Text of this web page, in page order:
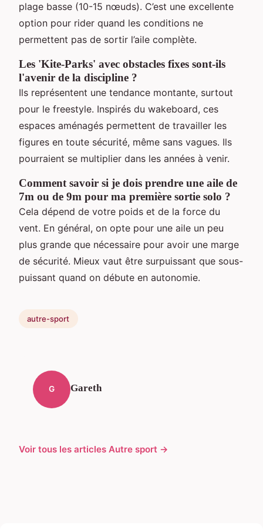
plage basse (10-15 nœuds). C’est une excellente
option pour rider quand les conditions ne
permettent pas de sortir l’aile complète.
Les 'Kite-Parks' avec obstacles fixes sont-ils
l'avenir de la discipline ?
Ils représentent une tendance montante, surtout
pour le freestyle. Inspirés du wakeboard, ces
espaces aménagés permettent de travailler les
figures en toute sécurité, même sans vagues. Ils
pourraient se multiplier dans les années à venir.
Comment savoir si je dois prendre une aile de
7m ou de 9m pour ma première sortie solo ?
Cela dépend de votre poids et de la force du
vent. En général, on opte pour une aile un peu
plus grande que nécessaire pour avoir une marge
de sécurité. Mieux vaut être surpuissant que sous-
puissant quand on débute en autonomie.
autre-sport
G Gareth
Voir tous les articles Autre sport →